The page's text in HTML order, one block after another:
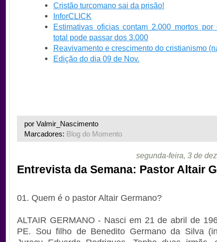
Cristão turcomano sai da prisão!
InforCLICK
Estimativas oficias contam 2.000 mortos por
total pode passar dos 3.000
Reavivamento e crescimento do cristianismo
Edição do dia 09 de Nov.
por Valmir_Nascimento
Marcadores: Blog do Momento
segunda-feira, 3 de
Entrevista da Semana: Pastor Altair
01. Quem é o pastor Altair Germano?
ALTAIR GERMANO - Nasci em 21 de abril de
PE. Sou filho de Benedito Germano da Silva